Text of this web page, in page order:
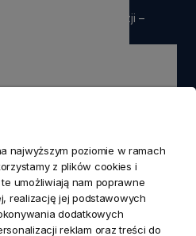
Nie przegap okazji –
marketingowych.
najwyższym poziomie w ramach
z plików cookies i
umożliwiają nam poprawne
realizację jej podstawowych
dodatkowych
reklam oraz treści do